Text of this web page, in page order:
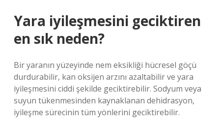
Yara iyileşmesini geciktiren
en sık neden?
Bir yaranın yüzeyinde nem eksikliği hücresel göçü
durdurabilir, kan oksijen arzını azaltabilir ve yara
iyileşmesini ciddi şekilde geciktirebilir. Sodyum veya
suyun tükenmesinden kaynaklanan dehidrasyon,
iyileşme sürecinin tüm yönlerini geciktirebilir.